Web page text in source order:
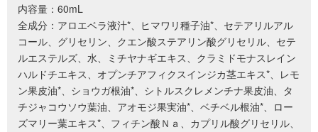
内容量：60mL
全成分：アロエベラ液汁*、ヒマワリ種子油*、セテアリルアル
コール、グリセリン、クエン酸ステアリン酸グリセリル、セテ
ルエステルズ、水、ミチヤナギエキス、クラミドモナスレイン
ハルドチエキス、オプンチアフィクスインジカ茎エキス*、レモ
ン果皮油*、ショウガ根油*、シトルスクレメンチナ果皮油、タ
チジャコウソウ葉油、アオモジ果実油*、ベチベル根油*、ロー
ズマリー葉エキス*、フィチン酸Ｎａ、カプリル酸グリセリル、